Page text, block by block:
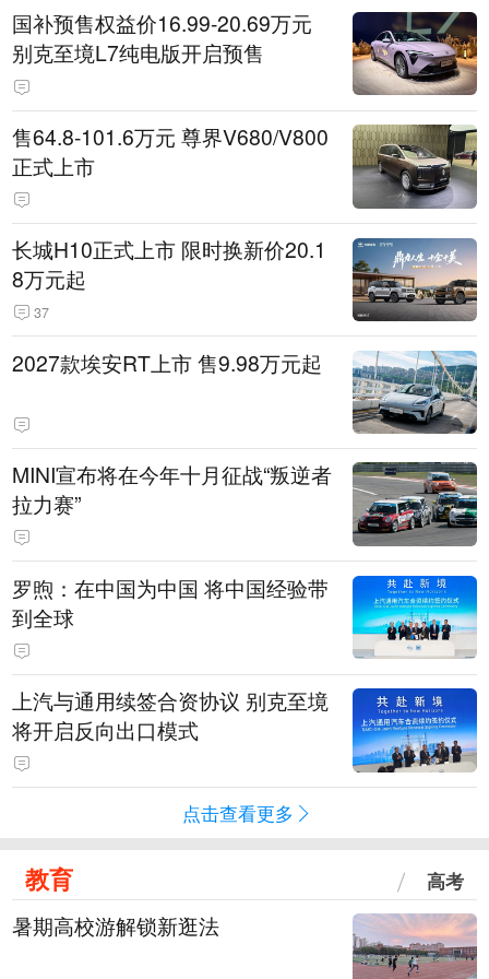
国补预售权益价16.99-20.69万元
别克至境L7纯电版开启预售
售64.8-101.6万元 尊界V680/V800
正式上市
长城H10正式上市 限时换新价20.1
8万元起
37
2027款埃安RT上市 售9.98万元起
MINI宣布将在今年十月征战“叛逆者
拉力赛”
罗煦：在中国为中国 将中国经验带
到全球
上汽与通用续签合资协议 别克至境
将开启反向出口模式
点击查看更多
教育 高考
暑期高校游解锁新逛法